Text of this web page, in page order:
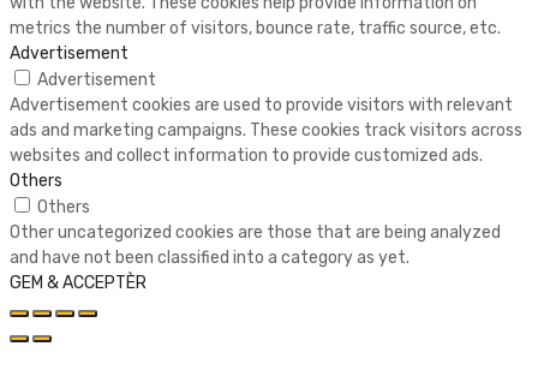
metrics the number of visitors, bounce rate, traffic source, etc.
Advertisement
Advertisement
Advertisement cookies are used to provide visitors with relevant
ads and marketing campaigns. These cookies track visitors across
websites and collect information to provide customized ads.
Others
Others
Other uncategorized cookies are those that are being analyzed
and have not been classified into a category as yet.
GEM & ACCEPTÈR